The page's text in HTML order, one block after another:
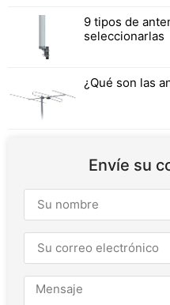
9 tipos de
seleccionarlas
¿Qué son las
Envíe su